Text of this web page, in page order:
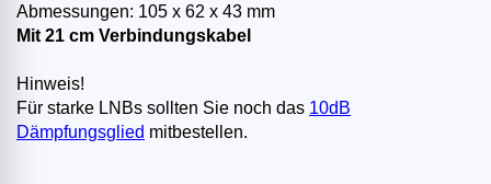
Abmessungen: 105 x 62 x 43 mm
Mit 21 cm Verbindungskabel
Hinweis!
Für starke LNBs sollten Sie noch das 10dB
Dämpfungsglied mitbestellen.